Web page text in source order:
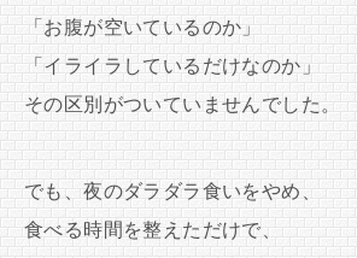
「お腹が空いているのか」
「イライラしているだけなのか」
その区別がついていませんでした。
でも、夜のダラダラ食いをやめ、
食べる時間を整えただけで、